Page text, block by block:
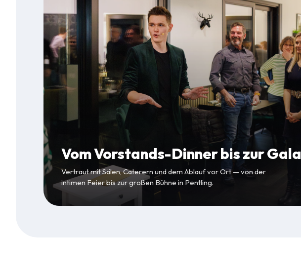
Vom Vorstands-Dinner bis zur Gala
Vertraut mit Sälen, Caterern und dem Ablauf vor Ort — von der
intimen Feier bis zur großen Bühne in Pentling.